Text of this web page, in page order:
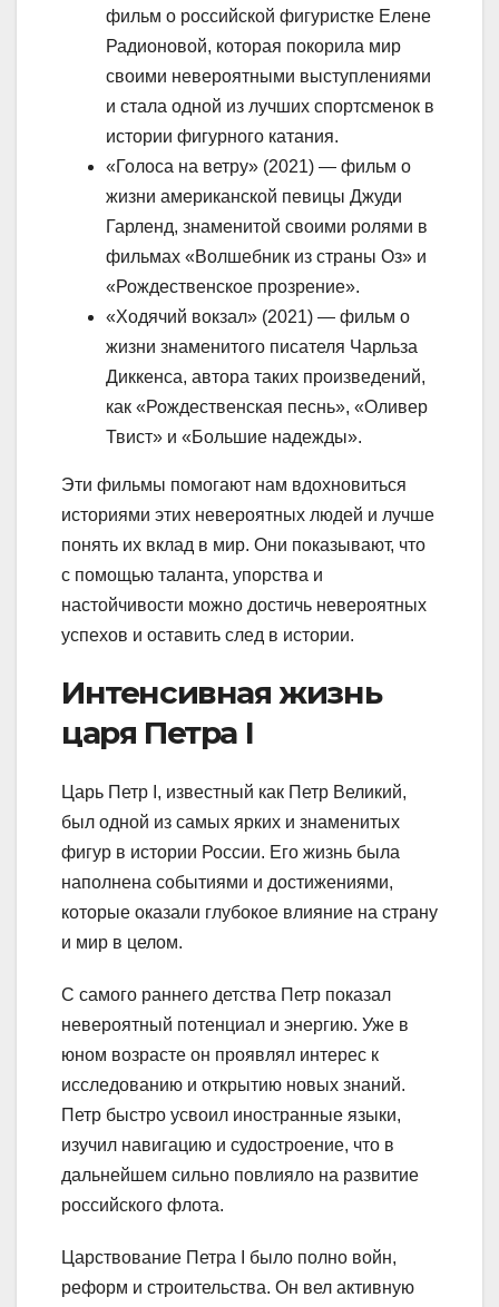
фильм о российской фигуристке Елене
Радионовой, которая покорила мир
своими невероятными выступлениями
и стала одной из лучших спортсменок в
истории фигурного катания.
«Голоса на ветру» (2021) — фильм о
жизни американской певицы Джуди
Гарленд, знаменитой своими ролями в
фильмах «Волшебник из страны Оз» и
«Рождественское прозрение».
«Ходячий вокзал» (2021) — фильм о
жизни знаменитого писателя Чарльза
Диккенса, автора таких произведений,
как «Рождественская песнь», «Оливер
Твист» и «Большие надежды».
Эти фильмы помогают нам вдохновиться
историями этих невероятных людей и лучше
понять их вклад в мир. Они показывают, что
с помощью таланта, упорства и
настойчивости можно достичь невероятных
успехов и оставить след в истории.
Интенсивная жизнь
царя Петра I
Царь Петр I, известный как Петр Великий,
был одной из самых ярких и знаменитых
фигур в истории России. Его жизнь была
наполнена событиями и достижениями,
которые оказали глубокое влияние на страну
и мир в целом.
С самого раннего детства Петр показал
невероятный потенциал и энергию. Уже в
юном возрасте он проявлял интерес к
исследованию и открытию новых знаний.
Петр быстро усвоил иностранные языки,
изучил навигацию и судостроение, что в
дальнейшем сильно повлияло на развитие
российского флота.
Царствование Петра I было полно войн,
реформ и строительства. Он вел активную